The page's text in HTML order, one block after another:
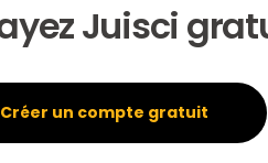
Juisci
Créer un compte gratuit